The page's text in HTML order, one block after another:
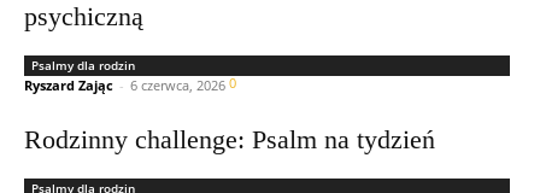
psychiczną
Psalmy dla rodzin
Ryszard Zając - 6 czerwca, 2026 0
Rodzinny challenge: Psalm na tydzień
Psalmy dla rodzin